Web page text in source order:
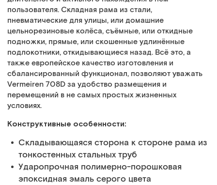
пользователя. Складная рама из стали,
пневматические для улицы, или домашние
цельнорезиновые колёса, съёмные, или откидные
подножки, прямые, или скошенные удлинённые
подлокотники, откидывающиеся назад. Всё это, а
также европейское качество изготовления и
сбалансированный функционал, позволяют уважать
Vermeiren 708D за удобство размещения и
перемещений в не самых простых жизненных
условиях.
Конструктивные особенности:
Складывающаяся сторона к стороне рама из
тонкостенных стальных труб
Ударопрочная полимерно-порошковая
эпоксидная эмаль серого цвета